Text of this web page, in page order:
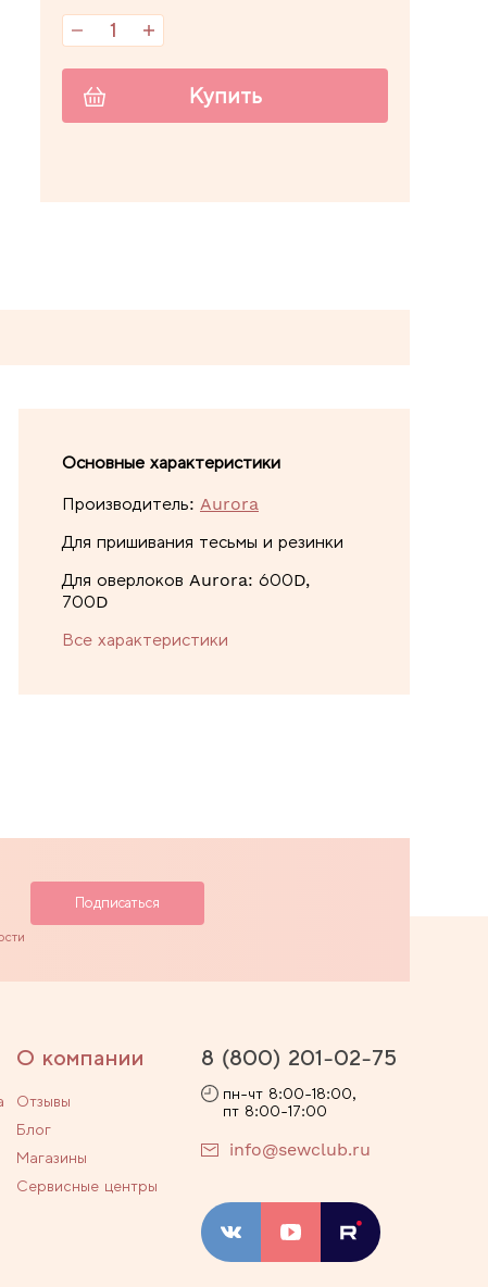
Купить
Основные характеристики
Производитель: Aurora
Для пришивания тесьмы и резинки
Для оверлоков Aurora: 600D,
700D
Все характеристики
О компании
Отзывы
Блог
Магазины
Сервисные центры
8 (800) 201-02-75
пн-чт 8:00-18:00,
пт 8:00-17:00
info@sewclub.ru